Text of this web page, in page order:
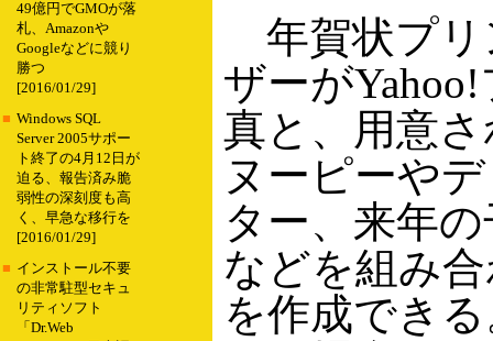
49億円でGMOが落
札、Amazonや
Googleなどに競り
勝つ
[2016/01/29]
■ Windows SQL
Server 2005サポー
ト終了の4月12日が
迫る、報告済み脆
弱性の深刻度も高
く、早急な移行を
[2016/01/29]
■ インストール不要
の非常駐型セキュ
リティソフト
「Dr.Web
年賀状プリ
ザーが
真と、用意
ヌーピーや
ター、来年
などを組み
を作成でき